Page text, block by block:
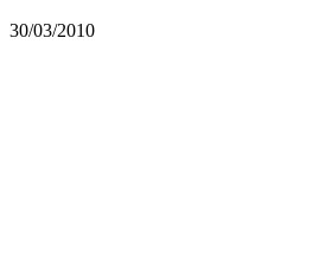
en
30/03/2010